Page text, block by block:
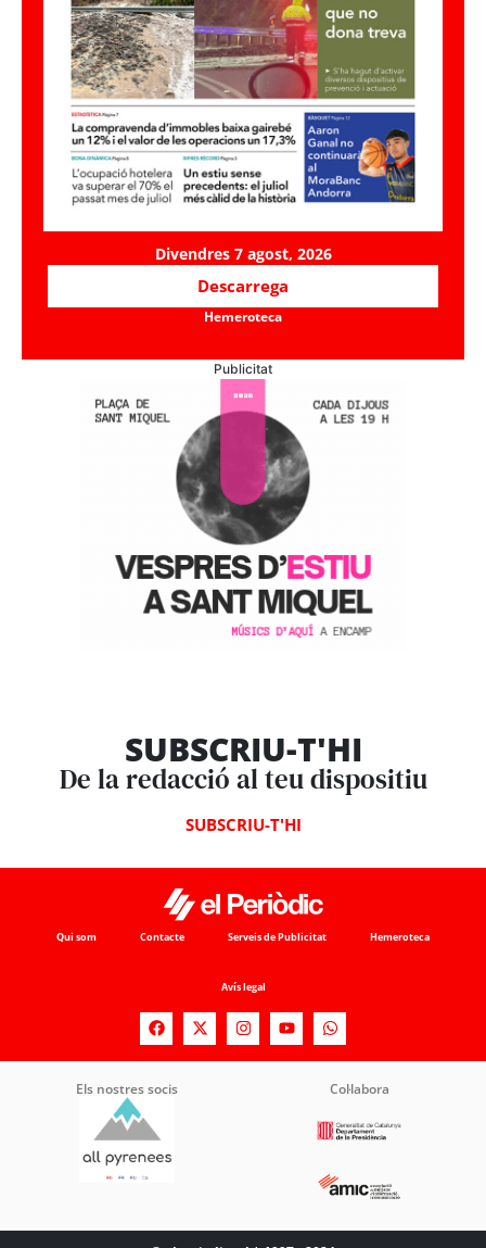
Divendres 7 agost, 2026
Descarrega
Hemeroteca
Publicitat
SUBSCRIU-T'HI
De la redacció al teu dispositiu
SUBSCRIU-T'HI
Qui som Contacte Serveis de Publicitat Hemeroteca
Avís legal
Els nostres socis Col·labora